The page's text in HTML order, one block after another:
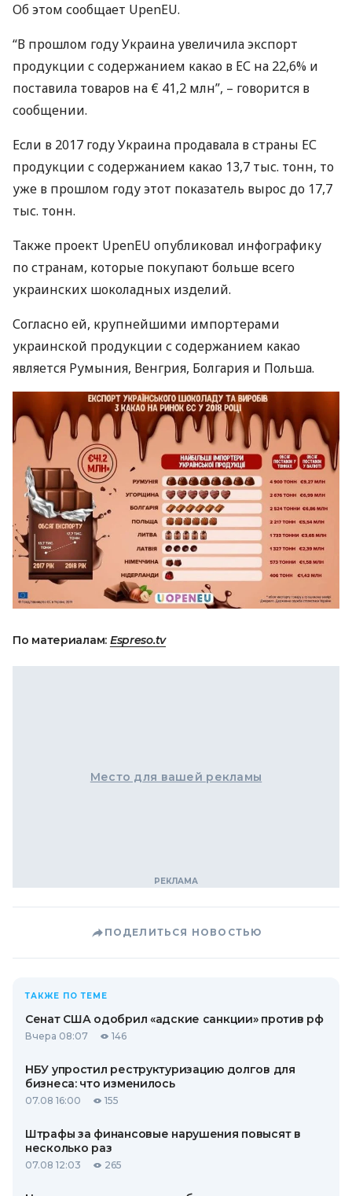
Об этом сообщает UpenEU.
“В прошлом году Украина увеличила экспорт
продукции с содержанием какао в ЕС на 22,6% и
поставила товаров на € 41,2 млн”, – говорится в
сообщении.
Если в 2017 году Украина продавала в страны ЕС
продукции с содержанием какао 13,7 тыс. тонн, то
уже в прошлом году этот показатель вырос до 17,7
тыс. тонн.
Также проект UpenEU опубликовал инфографику
по странам, которые покупают больше всего
украинских шоколадных изделий.
Согласно ей, крупнейшими импортерами
украинской продукции с содержанием какао
является Румыния, Венгрия, Болгария и Польша.
По материалам: Espreso.tv
Место для вашей рекламы
ПОДЕЛИТЬСЯ НОВОСТЬЮ
ТАКЖЕ ПО ТЕМЕ
Сенат США одобрил «адские санкции» против рф
Вчера 08:07 146
НБУ упростил реструктуризацию долгов для
бизнеса: что изменилось
07.08 16:00 155
Штрафы за финансовые нарушения повысят в
несколько раз
07.08 12:03 265